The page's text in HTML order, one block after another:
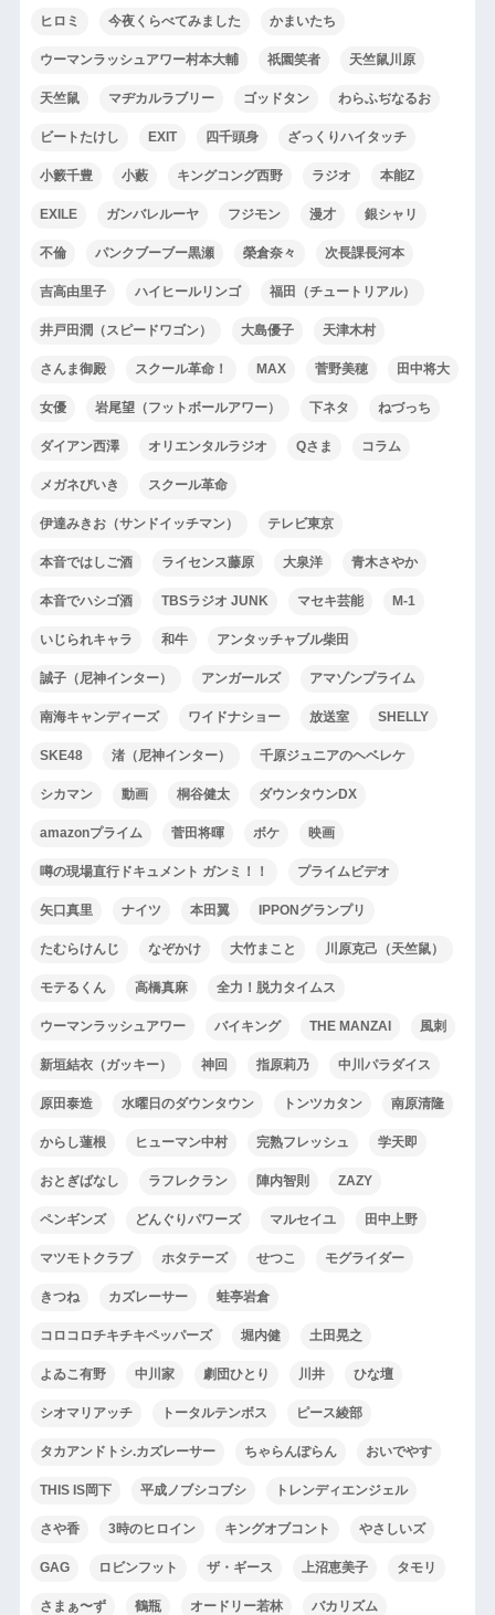
ヒロミ 今夜くらべてみました かまいたち
ウーマンラッシュアワー村本大輔 祇園笑者 天竺鼠川原
天竺鼠 マヂカルラブリー ゴッドタン わらふぢなるお
ビートたけし EXIT 四千頭身 ざっくりハイタッチ
小籔千豊 小藪 キングコング西野 ラジオ 本能Z
EXILE ガンバレルーヤ フジモン 漫才 銀シャリ
不倫 パンクブーブー黒瀬 榮倉奈々 次長課長河本
吉高由里子 ハイヒールリンゴ 福田（チュートリアル）
井戸田潤（スピードワゴン） 大島優子 天津木村
さんま御殿 スクール革命！ MAX 菅野美穂 田中将大
女優 岩尾望（フットボールアワー） 下ネタ ねづっち
ダイアン西澤 オリエンタルラジオ Qさま コラム
メガネびいき スクール革命
伊達みきお（サンドイッチマン） テレビ東京
本音ではしご酒 ライセンス藤原 大泉洋 青木さやか
本音でハシゴ酒 TBSラジオ JUNK マセキ芸能 M-1
いじられキャラ 和牛 アンタッチャブル柴田
誠子（尼神インター） アンガールズ アマゾンプライム
南海キャンディーズ ワイドナショー 放送室 SHELLY
SKE48 渚（尼神インター） 千原ジュニアのヘベレケ
シカマン 動画 桐谷健太 ダウンタウンDX
amazonプライム 菅田将暉 ボケ 映画
噂の現場直行ドキュメント ガンミ！！ プライムビデオ
矢口真里 ナイツ 本田翼 IPPONグランプリ
たむらけんじ なぞかけ 大竹まこと 川原克己（天竺鼠）
モテるくん 高橋真麻 全力！脱力タイムス
ウーマンラッシュアワー バイキング THE MANZAI 風刺
新垣結衣（ガッキー） 神回 指原莉乃 中川パラダイス
原田泰造 水曜日のダウンタウン トンツカタン 南原清隆
からし蓮根 ヒューマン中村 完熟フレッシュ 学天即
おとぎばなし ラフレクラン 陣内智則 ZAZY
ペンギンズ どんぐりパワーズ マルセイユ 田中上野
マツモトクラブ ホタテーズ せつこ モグライダー
きつね カズレーサー 蛙亭岩倉
コロコロチキチキペッパーズ 堀内健 土田晃之
よゐこ有野 中川家 劇団ひとり 川井 ひな壇
シオマリアッチ トータルテンボス ピース綾部
タカアンドトシ.カズレーサー ちゃらんぽらん おいでやす
THIS IS岡下 平成ノブシコブシ トレンディエンジェル
さや香 3時のヒロイン キングオブコント やさしいズ
GAG ロビンフット ザ・ギース 上沼恵美子 タモリ
さまぁ〜ず 鶴瓶 オードリー若林 バカリズム